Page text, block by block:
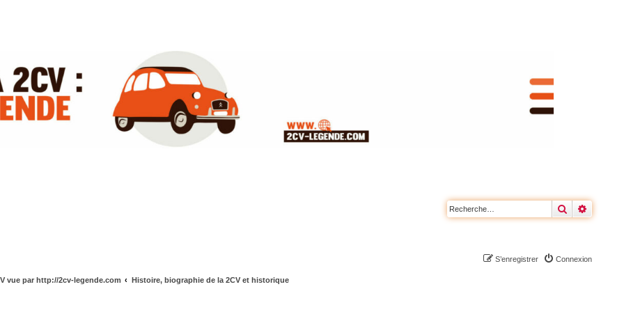
Rechercher
Connexion
S’enregistrer
vue par http://2cv-legende.com Histoire, biographie de la 2CV et historique